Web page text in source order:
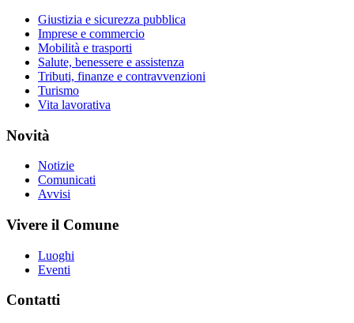
Giustizia e sicurezza pubblica
Imprese e commercio
Mobilità e trasporti
Salute, benessere e assistenza
Tributi, finanze e contravvenzioni
Turismo
Vita lavorativa
Novità
Notizie
Comunicati
Avvisi
Vivere il Comune
Luoghi
Eventi
Contatti